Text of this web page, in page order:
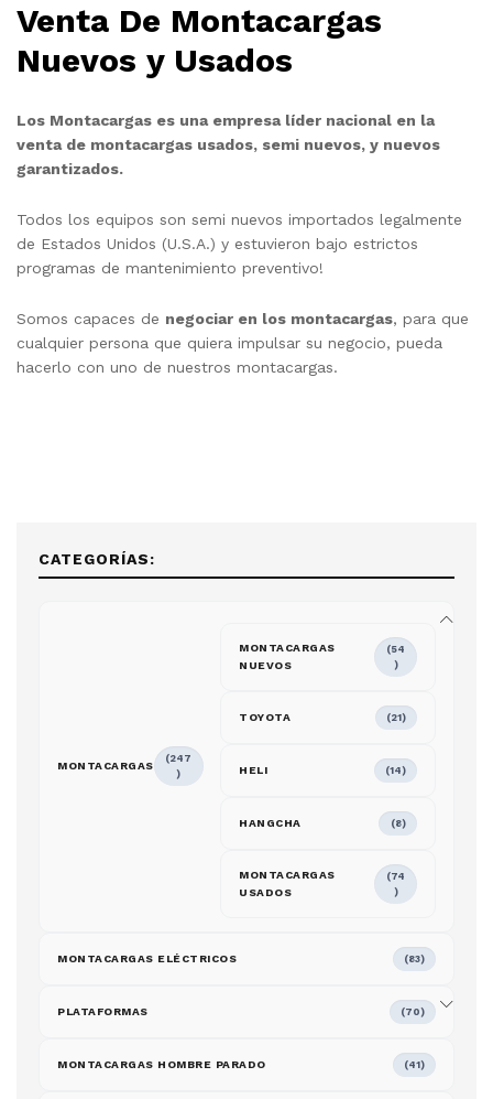
Venta De Montacargas
Nuevos y Usados
Los Montacargas es una empresa líder nacional en la
venta de montacargas usados, semi nuevos, y nuevos
garantizados.
Todos los equipos son semi nuevos importados legalmente
de Estados Unidos (U.S.A.) y estuvieron bajo estrictos
programas de mantenimiento preventivo!
Somos capaces de negociar en los montacargas, para que
cualquier persona que quiera impulsar su negocio, pueda
hacerlo con uno de nuestros montacargas.
CATEGORÍAS:
MONTACARGAS
(247
)
MONTACARGAS
NUEVOS
(54
)
TOYOTA (21)
HELI (14)
HANGCHA (8)
MONTACARGAS
USADOS
(74
)
MONTACARGAS ELÉCTRICOS (83)
PLATAFORMAS (70)
MONTACARGAS HOMBRE PARADO (41)